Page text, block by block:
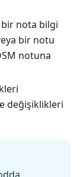
nota bilgi
bir notu
notuna
değişiklikleri